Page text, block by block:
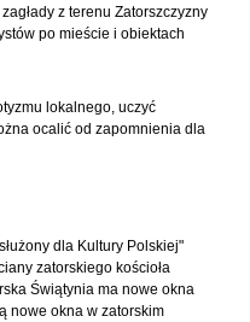
z terenu Zatorszczyzny
po mieście i obiektach
lokalnego, uczyć
ocalić od zapomnienia dla
dla Kultury Polskiej"
zatorskiego kościoła
Świątynia ma nowe okna
nowe okna w zatorskim